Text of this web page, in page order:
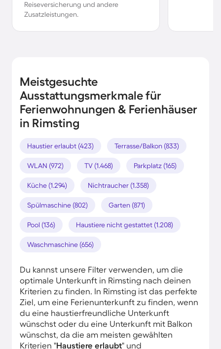
Reiseversicherung und andere
Zusatzleistungen.
Meistgesuchte
Ausstattungsmerkmale für
Ferienwohnungen & Ferienhäuser
in Rimsting
Haustier erlaubt (423) Terrasse/Balkon (833)
WLAN (972) TV (1.468) Parkplatz (165)
Küche (1.294) Nichtraucher (1.358)
Spülmaschine (802) Garten (871)
Pool (136) Haustiere nicht gestattet (1.208)
Waschmaschine (656)
Du kannst unsere Filter verwenden, um die
optimale Unterkunft in Rimsting nach deinen
Kriterien zu finden. In Rimsting ist das perfekte
Ziel, um eine Ferienunterkunft zu finden, wenn
du eine haustierfreundliche Unterkunft
wünschst oder du eine Unterkunft mit Balkon
wünschst, da die am meisten gewählten
Kriterien "Haustiere erlaubt" und